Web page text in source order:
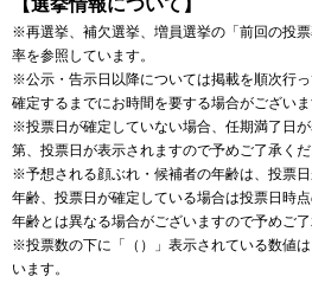
【選挙情報について】
※再選挙、補欠選挙、増員選挙の「前回の投
率を参照しています。
※公示・告示日以降については掲載を順次行
確定するまでにお時間を要する場合がござい
※投票日が確定していない場合、任期満了日
第、投票日が表示されますので予めご了承くだ
※予想される顔ぶれ・候補者の年齢は、投票
年齢、投票日が確定している場合は投票日時
年齢とは異なる場合がございますので予めご了
※投票数の下に「（）」表示されている数値
います。